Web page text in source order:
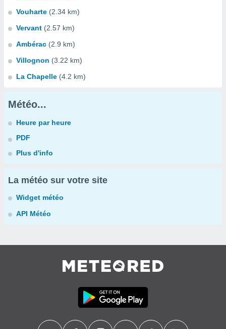
Vouharte (2.34 km)
Vervant (2.57 km)
Ambérac (2.9 km)
Villognon (3.22 km)
La Chapelle (4.2 km)
Météo...
Heure par heure
PDF
Plus d'info
La météo sur votre site
Widget météo
API Météo